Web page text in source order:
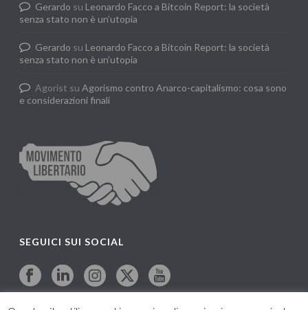
Gerardo su Leonardo Facco a Bitcoin Report: la società
senza stato non è un’utopia
Gerardo su Leonardo Facco a Bitcoin Report: la società
senza stato non è un’utopia
Agorist suAgorismo contro Anarco-capitalismo: cosa sono
e considerazioni finali
SEGUICI SUI SOCIAL